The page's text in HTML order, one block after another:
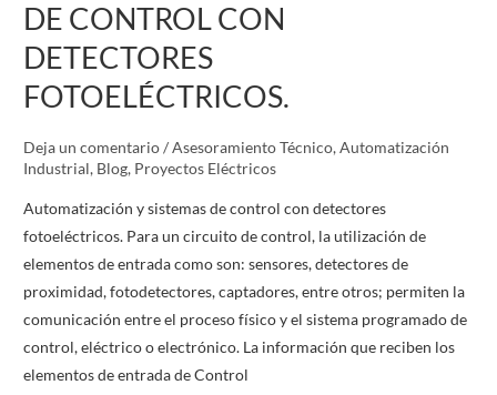
DE CONTROL CON
DETECTORES
FOTOELÉCTRICOS.
Deja un comentario/Asesoramiento Técnico,Automatización
Industrial, Blog, Proyectos Eléctricos
Automatización y sistemas de control con detectores
fotoeléctricos. Para un circuito de control, la utilización de
elementos de entrada como son: sensores, detectores de
proximidad, fotodetectores, captadores, entre otros; permiten la
comunicación entre el proceso físico y el sistema programado de
control, eléctrico o electrónico. La información que reciben los
elementos de entrada de Control
SISTEMAS
DE
CONTROL
CON
DETECTORES
FOTOELÉCTRICOS.